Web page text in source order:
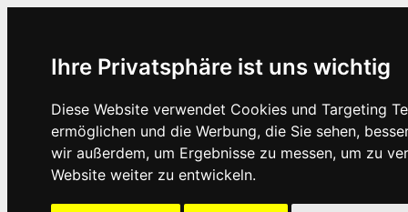
Ihre Privatsphäre ist uns wichtig
Diese Website verwendet Cookies und Targeting
ermöglichen und die Werbung, die Sie sehen,
wir außerdem, um Ergebnisse zu messen, um zu
Website weiter zu entwickeln.